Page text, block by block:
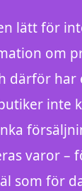
lätt för
om
därför har
inte
varor –
som för